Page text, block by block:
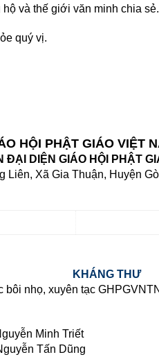
và thế giới văn minh chia sẻ.
quý vị.
HỘI PHẬT GIÁO VIỆT
ĐẠI DIỆN GIÁO HỘI PHẬT
Liên, Xã Gia Thuận, Huyện
KHÁNG THƯ
nhọ, xuyên tạc
Minh Triết
Tấn Dũng